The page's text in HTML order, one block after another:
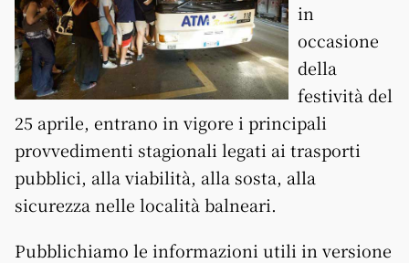
in
occasione
della
festività del
25 aprile, entrano in vigore i principali
provvedimenti stagionali legati ai trasporti
pubblici, alla viabilità, alla sosta, alla
sicurezza nelle località balneari.
Pubblichiamo le informazioni utili in versione